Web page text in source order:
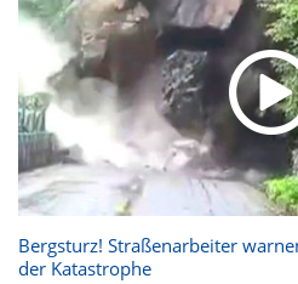
Bergsturz! Straßenarbeiter
der Katastrophe